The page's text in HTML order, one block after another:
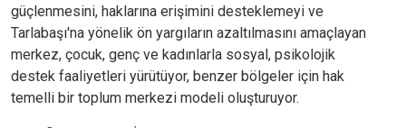
güçlenmesini, haklarına erişimini desteklemeyi ve
Tarlabaşı'na yönelik ön yargıların azaltılmasını amaçlayan
merkez, çocuk, genç ve kadınlarla sosyal, psikolojik
destek faaliyetleri yürütüyor, benzer bölgeler için hak
temelli bir toplum merkezi modeli oluşturuyor.